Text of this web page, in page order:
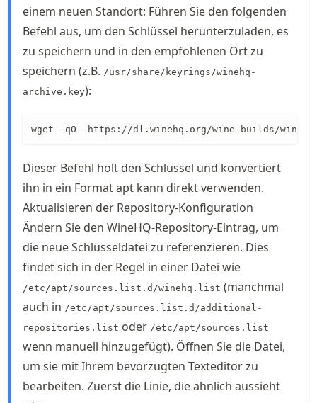
einem neuen Standort: Führen Sie den folgenden
Befehl aus, um den Schlüssel herunterzuladen, es
zu speichern und in den empfohlenen Ort zu
speichern (z.B. /usr/share/keyrings/winehq-
archive.key):
wget -qO- https://dl.winehq.org/wine-builds/
Dieser Befehl holt den Schlüssel und konvertiert
ihn in ein Format apt kann direkt verwenden.
Aktualisieren der Repository-Konfiguration
Ändern Sie den WineHQ-Repository-Eintrag, um
die neue Schlüsseldatei zu referenzieren. Dies
findet sich in der Regel in einer Datei wie
/etc/apt/sources.list.d/winehq.list (manchmal
auch in /etc/apt/sources.list.d/additional-
repositories.list oder /etc/apt/sources.list
wenn manuell hinzugefügt). Öffnen Sie die Datei,
um sie mit Ihrem bevorzugten Texteditor zu
bearbeiten. Zuerst die Linie, die ähnlich aussieht